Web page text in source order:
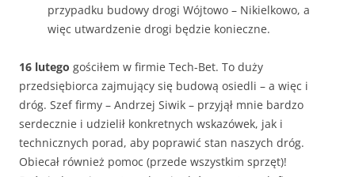
przypadku budowy drogi Wójtowo – Nikielkowo, a
więc utwardzenie drogi będzie konieczne.
16 lutego gościłem w firmie Tech-Bet. To duży
przedsiębiorca zajmujący się budową osiedli – a więc i
dróg. Szef firmy – Andrzej Siwik – przyjął mnie bardzo
serdecznie i udzielił konkretnych wskazówek, jak i
technicznych porad, aby poprawić stan naszych dróg.
Obiecał również pomoc (przede wszystkim sprzęt)!